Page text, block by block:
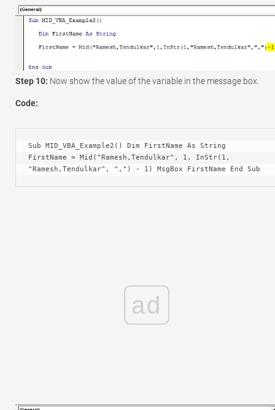
Step 10: Now show the value of the variable in the message box.
Code:
Sub MID_VBA_Example2() Dim FirstName As String
FirstName = Mid("Ramesh,Tendulkar", 1, InStr(1,
"Ramesh,Tendulkar", ",") - 1) MsgBox FirstName End Sub
ad